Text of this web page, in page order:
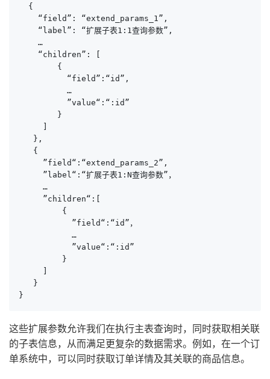
  {
    “field”: “extend_params_1”,
    “label”: “扩展子表1:1查询参数”,
    …
    “children”: [
        {
          “field”:“id”,
          …
          ”value“:“:id”
        }
   },
   {
     ”field“:“extend_params_2”,
     ”label“:“扩展子表1:N查询参数”，
     …
     ”children“:[
         {
           ”field“:“id”，
           …
           ”value“:“:id”
         }
   }
}
这些扩展参数允许我们在执行主表查询时，同时获取相关联
的子表信息，从而满足更复杂的数据需求。例如，在一个订
单系统中，可以同时获取订单详情及其关联的商品信息。